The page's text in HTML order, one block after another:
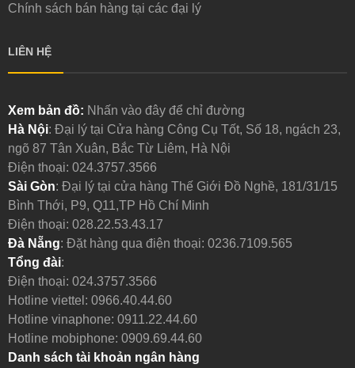
Chính sách bán hàng tại các đại lý
LIÊN HỆ
Xem bản đồ: Nhấn vào đây để chỉ đường
Hà Nội: Đại lý tại Cửa hàng Công Cụ Tốt, Số 18, ngách 23,
ngõ 87 Tân Xuân, Bắc Từ Liêm, Hà Nội
Điện thoại: 024.3757.3566
Sài Gòn: Đại lý tại cửa hàng Thế Giới Đồ Nghề, 181/31/15
Bình Thới, P9, Q11,TP Hồ Chí Minh
Điện thoại: 028.22.53.43.17
Đà Nẵng: Đặt hàng qua điện thoại: 0236.7109.565
Tổng đài:
Điện thoại: 024.3757.3566
Hotline viettel: 0966.40.44.60
Hotline vinaphone: 0911.22.44.60
Hotline mobiphone: 0909.69.44.60
Danh sách tài khoản ngân hàng